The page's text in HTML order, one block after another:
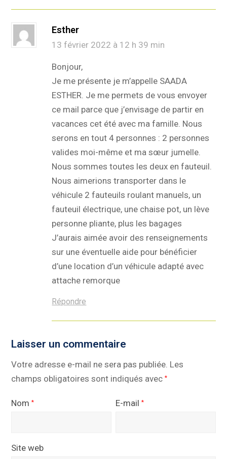
Esther
13 février 2022 à 12 h 39 min
Bonjour,
Je me présente je m’appelle SAADA
ESTHER. Je me permets de vous envoyer
ce mail parce que j’envisage de partir en
vacances cet été avec ma famille. Nous
serons en tout 4 personnes : 2 personnes
valides moi-même et ma sœur jumelle.
Nous sommes toutes les deux en fauteuil.
Nous aimerions transporter dans le
véhicule 2 fauteuils roulant manuels, un
fauteuil électrique, une chaise pot, un lève
personne pliante, plus les bagages
J’aurais aimée avoir des renseignements
sur une éventuelle aide pour bénéficier
d’une location d’un véhicule adapté avec
attache remorque
Répondre
Laisser un commentaire
Votre adresse e-mail ne sera pas publiée. Les
champs obligatoires sont indiqués avec*
Nom* E-mail*
Site web